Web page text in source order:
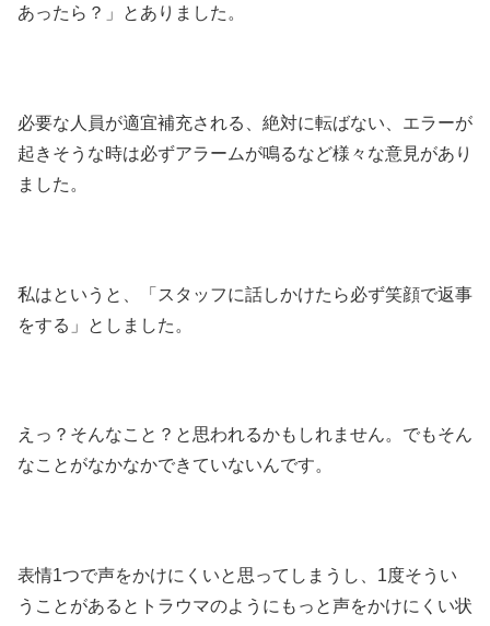
あったら？」とありました。
必要な人員が適宜補充される、絶対に転ばない、エラーが
起きそうな時は必ずアラームが鳴るなど様々な意見があり
ました。
私はというと、「スタッフに話しかけたら必ず笑顔で返事
をする」としました。
えっ？そんなこと？と思われるかもしれません。でもそん
なことがなかなかできていないんです。
表情1つで声をかけにくいと思ってしまうし、1度そうい
うことがあるとトラウマのようにもっと声をかけにくい状